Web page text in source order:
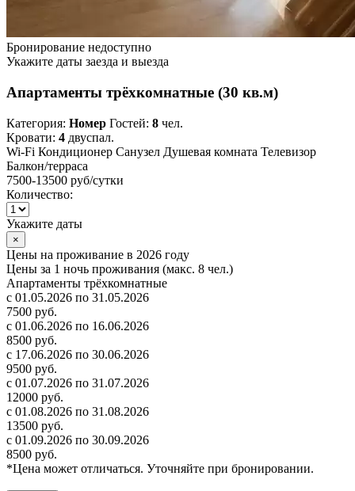
Бронирование недоступно
Укажите даты заезда и выезда
Апартаменты трёхкомнатные (30 кв.м)
Категория: Номер Гостей: 8 чел.
Кровати: 4 двуспал.
Wi-Fi Кондиционер Санузел Душевая комната Телевизор
Балкон/терраса
7500-13500 руб/сутки
Количество:
Укажите даты
×
Цены на проживание в 2026 году
Цены за 1 ночь проживания (макс. 8 чел.)
Апартаменты трёхкомнатные
с 01.05.2026 по 31.05.2026
7500 руб.
с 01.06.2026 по 16.06.2026
8500 руб.
с 17.06.2026 по 30.06.2026
9500 руб.
с 01.07.2026 по 31.07.2026
12000 руб.
с 01.08.2026 по 31.08.2026
13500 руб.
с 01.09.2026 по 30.09.2026
8500 руб.
*Цена может отличаться. Уточняйте при бронировании.